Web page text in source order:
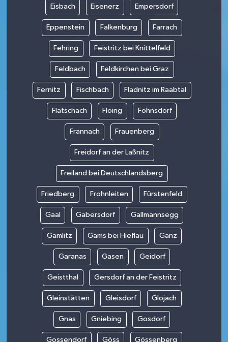
Eisbach Eisenerz Empersdorf
Eppenstein Falkenburg Farrach
Fehring Feistritz bei Knittelfeld
Feldbach Feldkirchen bei Graz
Fernitz Fischbach Fladnitz im Raabtal
Flatschach Floing Fohnsdorf
Frannach Frauenberg
Freidorf an der Laßnitz
Freiland bei Deutschlandsberg
Friedberg Frohnleiten Fürstenfeld
Gaal Gabersdorf Gallmannsegg
Gamlitz Gams bei Hieflau Ganz
Garanas Gasen Geidorf
Geistthal Gersdorf an der Feistritz
Gleinstätten Gleisdorf Glojach
Gnas Gniebing Gosdorf
Gossendorf Göss Gössenberg